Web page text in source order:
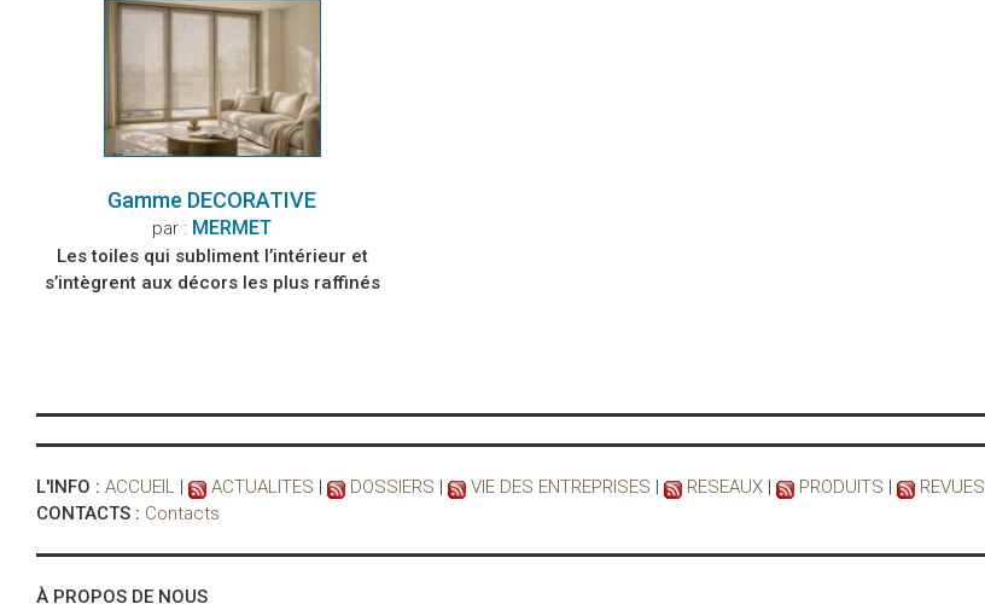
Gamme DECORATIVE
par : MERMET
Les toiles qui subliment l’intérieur et
s’intègrent aux décors les plus raffinés
L'INFO : ACCUEIL | ACTUALITES | DOSSIERS | VIE DES ENTREPRISES | RESEAUX | PRODUITS | REVUES
CONTACTS : Contacts
À PROPOS DE NOUS